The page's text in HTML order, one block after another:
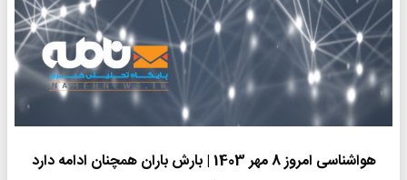
هواشناسی امروز 8 مهر 1403 | بارش باران همچنان ادامه دارد